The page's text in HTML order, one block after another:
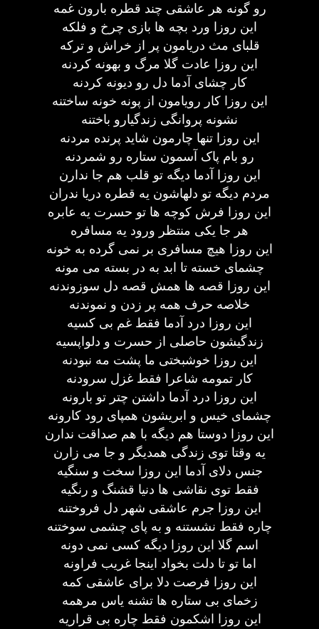
رو گونه هر عاشقی چند قطره بارون غمه
این روزا ورد بچه ها بازی چرخ و فلکه
قلبای مث دریامون پر از خراش و ترکه
این روزا عادت گلا مرگ و بهونه کردنه
کار چشای آدما دل رو دیونه کردنه
این روزا کار رویامون از پونه خونه ساختنه
نشونه پروانگی زندگیارو باختنه
این روزا تنها چارمون شاید پرنده مردنه
رو بام پاک آسمون ستاره رو شمردنه
این روزا آدما دیگه تو قلب هم جا ندارن
مردم دیگه تو دلهاشون یه قطره دریا ندران
این روزا فرش کوچه ها تو حسرت یه عابره
هر جا یکی منتظر ورود یه مسافره
این روزا هیچ مسافری بر نمی گرده به خونه
چشمای خسته تا ابد به در بسته می مونه
این روزا قصه ها همش قصه دل سوزوندنه
خلاصه حرف همه پر زدن و نموندنه
این روزا درد آدما فقط غم بی کسیه
زندگیشون حاصلی از حسرت و دلواپسیه
این روزا خوشبختی ما پشت مه نبودنه
کار تمومه شاعرا فقط غزل سرودنه
این روزا درد آدما داشتن چتر تو بارونه
چشمای خیس و ابریشون همپای رود کارونه
این روزا دوستا هم دیگه با هم صداقت ندارن
یه وقتا توی زندگی همدیگر و جا می زارن
جنس دلای آدما این روزا سخت و سنگیه
فقط توی نقاشی ها دنیا قشنگ و رنگیه
این روزا جرم عاشقی شهر دل فروختنه
چاره فقط نشستنه و به پای چشمی سوختنه
اسم گلا این روزا دیگه کسی نمی دونه
اما تو تا دلت بخواد اینجا غریب فراونه
این روزا فرصت دلا برای عاشقی کمه
زخمای بی ستاره ها تشنه یاس مرهمه
این روزا اشکمون فقط چاره بی قراریه